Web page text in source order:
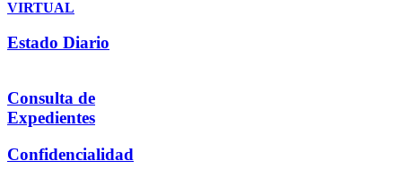
VIRTUAL
Estado Diario
Consulta de
Expedientes
Confidencialidad